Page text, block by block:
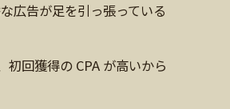
広告が足を引っ張っている
回獲得の CPA が高いから